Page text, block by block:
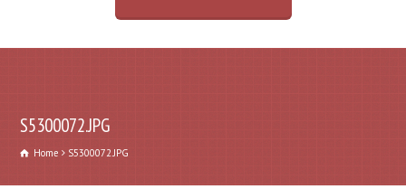
S5300072.JPG
Home S5300072.JPG